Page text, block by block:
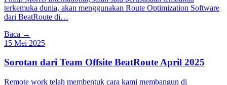
terkemuka dunia, akan menggunakan Route Optimization Software
dari BeatRoute di…
Baca →
15 Mei 2025
Sorotan dari Team Offsite BeatRoute April 2025
Remote work telah membentuk cara kami membangun di